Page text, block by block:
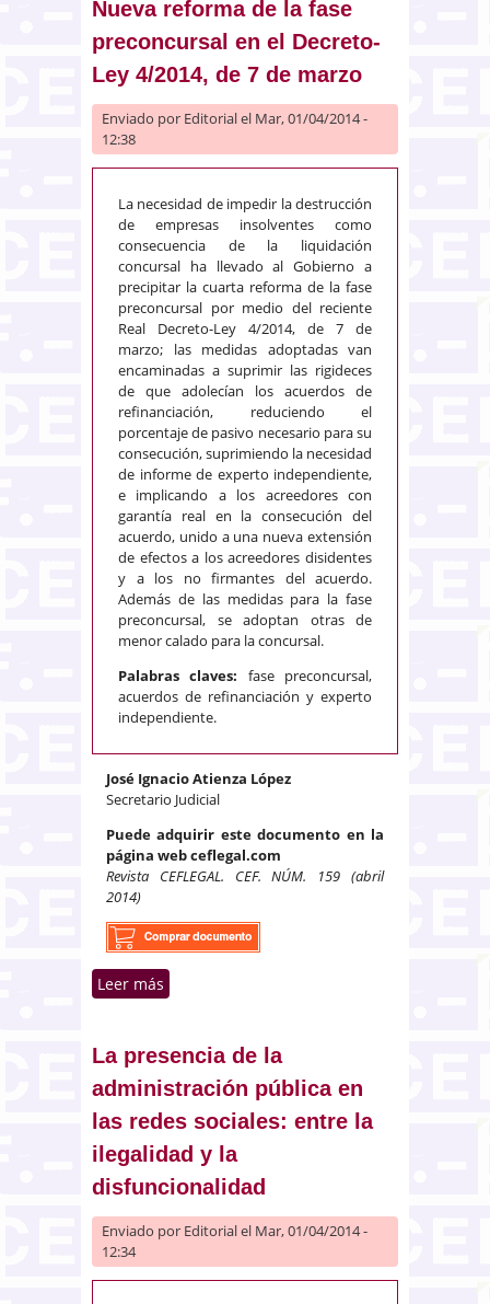
Nueva reforma de la fase
preconcursal en el Decreto-
Ley 4/2014, de 7 de marzo
Enviado por Editorialel Mar, 01/04/2014 -
12:38
La necesidad de impedir la destrucción
de empresas insolventes como
consecuencia de la liquidación
concursal ha llevado al Gobierno a
precipitar la cuarta reforma de la fase
preconcursal por medio del reciente
Real Decreto-Ley 4/2014, de 7 de
marzo; las medidas adoptadas van
encaminadas a suprimir las rigideces
de que adolecían los acuerdos de
refinanciación, reduciendo el
porcentaje de pasivo necesario para su
consecución, suprimiendo la necesidad
de informe de experto independiente,
e implicando a los acreedores con
garantía real en la consecución del
acuerdo, unido a una nueva extensión
de efectos a los acreedores disidentes
y a los no firmantes del acuerdo.
Además de las medidas para la fase
preconcursal, se adoptan otras de
menor calado para la concursal.
Palabras claves: fase preconcursal,
acuerdos de refinanciación y experto
independiente.
José Ignacio Atienza López
Secretario Judicial
Puede adquirir este documento en la
página web ceflegal.com
Revista CEFLEGAL. CEF. NÚM. 159 (abril
2014)
Leer más
La presencia de la
administración pública en
las redes sociales: entre la
ilegalidad y la
disfuncionalidad
Enviado por Editorialel Mar, 01/04/2014 -
12:34